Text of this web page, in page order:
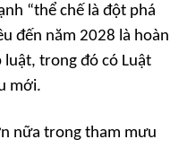
“thể chế là đột phá
đến năm 2028 là hoàn
trong đó có Luật
mới.
nữa trong tham mưu